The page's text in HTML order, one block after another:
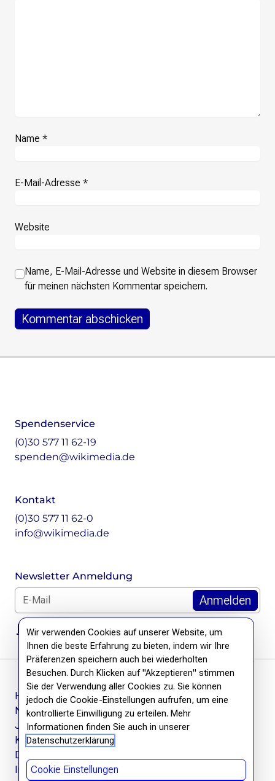
Name *
E-Mail-Adresse *
Website
Name, E-Mail-Adresse und Website in diesem Browser
für meinen nächsten Kommentar speichern.
Spendenservice
(0)30 577 11 62-19
spenden@wikimedia.de
Kontakt
(0)30 577 11 62-0
info@wikimedia.de
Newsletter Anmeldung
E-Mail für Newsletter *
DSGVO Hinweis
Häufige Fragen
Newsletter
Jobs
Kontakt
Datenschutzerklärung
Impressum
Wir verwenden Cookies auf unserer Website, um
Ihnen die beste Erfahrung zu bieten, indem wir Ihre
Präferenzen speichern auch bei wiederholten
Besuchen. Durch Klicken auf "Akzeptieren" stimmen
Sie der Verwendung aller Cookies zu. Sie können
jedoch die Cookie-Einstellungen aufrufen, um eine
kontrollierte Einwilligung zu erteilen. Mehr
Informationen finden Sie auch in unserer
Datenschutzerklärung
Cookie Einstellungen